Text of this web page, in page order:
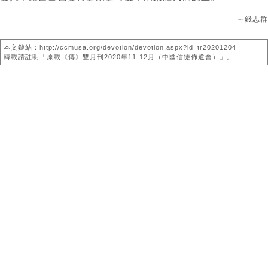
～錢志群
本文鏈結：http://ccmusa.org/devotion/devotion.aspx?id=tr20201204
轉載請註明「原載《傳》雙月刊2020年11-12月（中國信徒佈道會）」。